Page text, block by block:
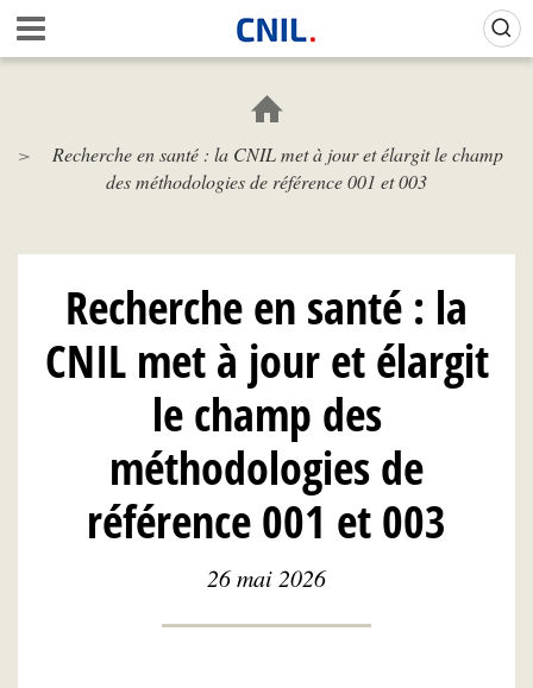
Aller
au
contenu
c
i
l
N
L
Recherche en santé : la CNIL met à jour et élargit le champ
des méthodologies de référence 001 et 003
Recherche en santé : la
CNIL met à jour et élargit
le champ des
méthodologies de
référence 001 et 003
26 mai 2026
Gestion de vos préférences sur les cookies (témoins de connexion)